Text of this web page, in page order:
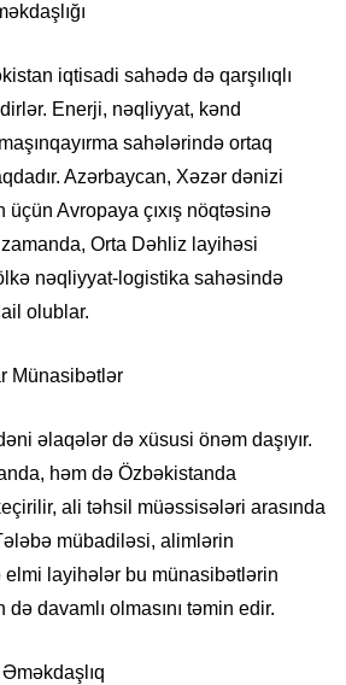
iqtisadi sahədə də qarşılıqlı
Enerji, nəqliyyat, kənd
sahələrində ortaq
Azərbaycan, Xəzər dənizi
Avropaya çıxış nöqtəsinə
Orta Dəhliz layihəsi
nəqliyyat-logistika sahəsində
olublar.
Münasibətlər
əlaqələr də xüsusi önəm daşıyır.
həm də Özbəkistanda
ali təhsil müəssisələri arasında
mübadiləsi, alimlərin
elmi layihələr bu münasibətlərin
davamlı olmasını təmin edir.